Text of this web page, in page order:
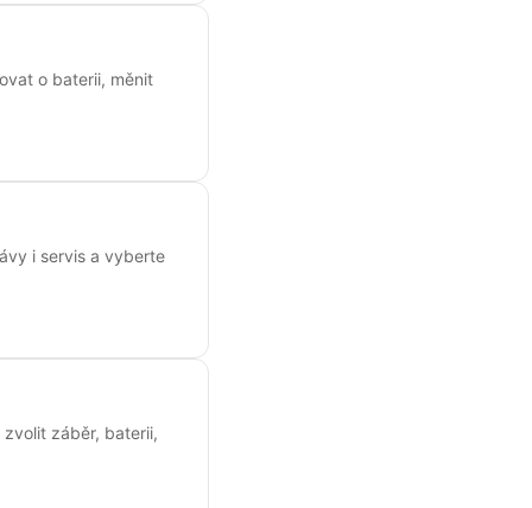
o baterii, měnit
i servis a vyberte
záběr, baterii,